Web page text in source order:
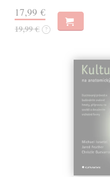
17,99 €
19,99 € ?